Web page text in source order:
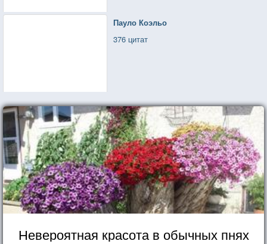
Я теперь прощать!
Пауло Коэльо
376 цитат
Невероятная красота в обычных пнях